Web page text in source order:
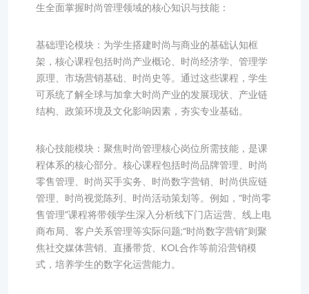
生全面掌握时尚管理领域的核心知识与技能：
基础理论模块：为学生搭建时尚与商业的基础认知框
架，核心课程包括时尚产业概论、时尚经济学、管理学
原理、市场营销基础、时尚史等。通过这些课程，学生
可系统了解全球与加拿大时尚产业的发展现状、产业链
结构、政策环境及文化影响因素，夯实专业基础。
核心技能模块：聚焦时尚管理核心岗位所需技能，是课
程体系的核心部分。核心课程包括时尚品牌管理、时尚
零售管理、时尚买手实务、时尚数字营销、时尚供应链
管理、时尚视觉陈列、时尚活动策划等。例如，“时尚零
售管理”课程将带领学生深入分析线下门店运营、线上电
商布局、客户关系管理等实际问题;“时尚数字营销”则聚
焦社交媒体营销、直播带货、KOL合作等前沿营销模
式，培养学生的数字化运营能力。